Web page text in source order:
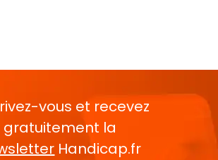
vous et recevez
gratuitement la
Handicap.fr